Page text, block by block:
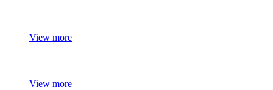
View more
View more